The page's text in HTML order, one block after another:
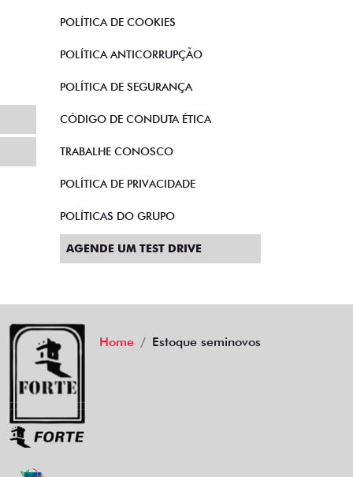
POLÍTICA DE COOKIES
POLÍTICA ANTICORRUPÇÃO
POLÍTICA DE SEGURANÇA
CÓDIGO DE CONDUTA ÉTICA
TRABALHE CONOSCO
POLÍTICA DE PRIVACIDADE
POLÍTICAS DO GRUPO
AGENDE UM TEST DRIVE
Home Estoque seminovos